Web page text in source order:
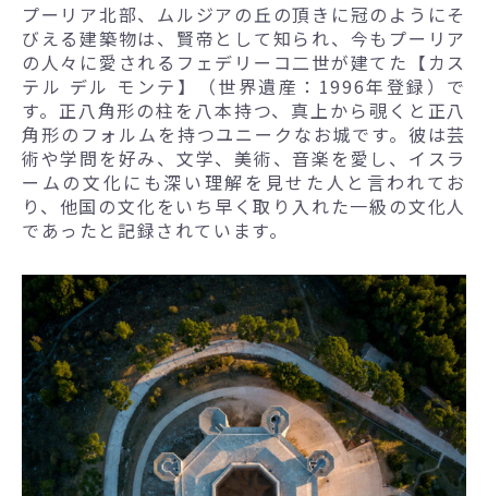
プーリア北部、ムルジアの丘の頂きに冠のようにそ
びえる建築物は、賢帝として知られ、今もプーリア
の人々に愛されるフェデリーコ二世が建てた【カス
テル デル モンテ】（世界遺産：1996年登録）で
す。正八角形の柱を八本持つ、真上から覗くと正八
角形のフォルムを持つユニークなお城です。彼は芸
術や学問を好み、文学、美術、音楽を愛し、イスラ
ームの文化にも深い理解を見せた人と言われてお
り、他国の文化をいち早く取り入れた一級の文化人
であったと記録されています。